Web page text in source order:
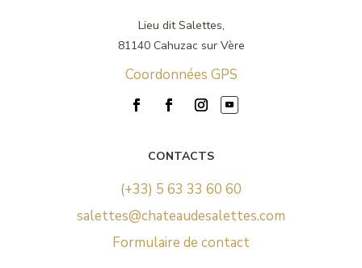
Lieu dit Salettes,
81140 Cahuzac sur Vère
Coordonnées GPS
CONTACTS
(+33) 5 63 33 60 60
salettes@chateaudesalettes.com
Formulaire de contact